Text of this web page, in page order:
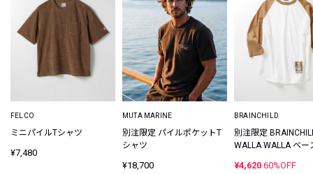
FELCO
ミニパイルTシャツ
¥7,480
MUTA MARINE
別注限定 パイルポケットT
シャツ
¥18,700
BRAINCHILD
別注限定
WALLA WALLA ベー
¥4,620 60%OFF